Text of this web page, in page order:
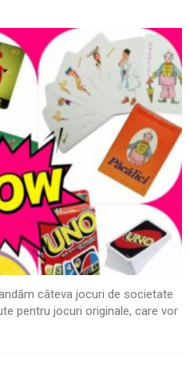
câteva jocuri de societate
pentru jocuri originale, care vor